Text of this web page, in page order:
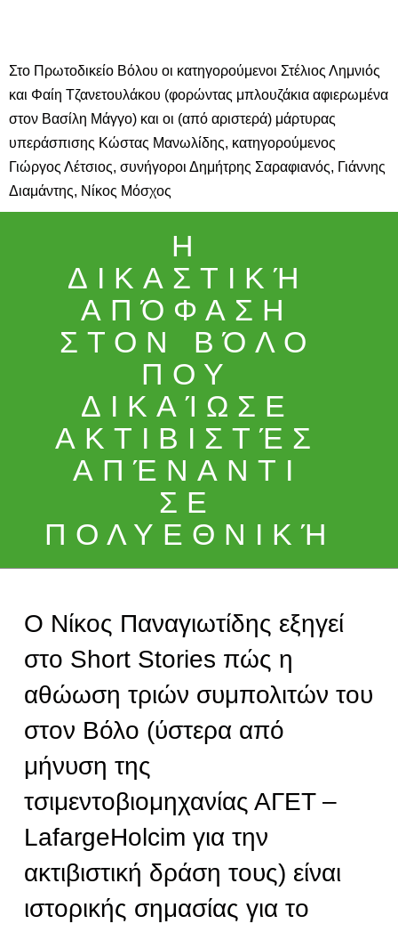
Στο Πρωτοδικείο Βόλου οι κατηγορούμενοι Στέλιος Λημνιός
και Φαίη Τζανετουλάκου (φορώντας μπλουζάκια αφιερωμένα
στον Βασίλη Μάγγο) και οι (από αριστερά) μάρτυρας
υπεράσπισης Κώστας Μανωλίδης, κατηγορούμενος
Γιώργος Λέτσιος, συνήγοροι Δημήτρης Σαραφιανός, Γιάννης
Διαμάντης, Νίκος Μόσχος
Η
ΔΙΚΑΣΤΙΚΉ
ΑΠΌΦΑΣΗ
ΣΤΟΝ ΒΌΛΟ
ΠΟΥ
ΔΙΚΑΊΩΣΕ
ΑΚΤΙΒΙΣΤΈΣ
ΑΠΈΝΑΝΤΙ
ΣΕ
ΠΟΛΥΕΘΝΙΚΉ
PUBLISHED
23•10•2023
Ο Νίκος Παναγιωτίδης εξηγεί
στο Short Stories πώς η
αθώωση τριών συμπολιτών του
στον Βόλο (ύστερα από
μήνυση της
τσιμεντοβιομηχανίας ΑΓΕΤ –
LafargeHolcim για την
ακτιβιστική δράση τους) είναι
ιστορικής σημασίας για το